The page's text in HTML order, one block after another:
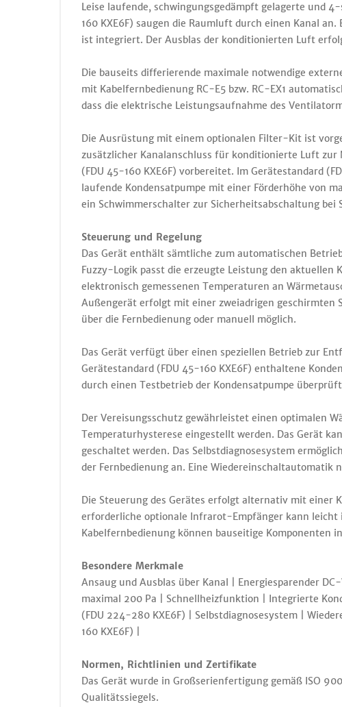
Leise laufende, schwingungsgedämpft gelagerte und
160 KXE6F) saugen die Raumluft durch einen Kanal
ist integriert. Der Ausblas der konditionierten Luft
Die bauseits differierende maximale notwendige
mit Kabelfernbedienung RC-E5 bzw. RC-EX1
dass die elektrische Leistungsaufnahme des
Die Ausrüstung mit einem optionalen Filter-Kit ist
zusätzlicher Kanalanschluss für konditionierte Luft zur
(FDU 45-160 KXE6F) vorbereitet. Im Gerätestandard
laufende Kondensatpumpe mit einer Förderhöhe von
ein Schwimmerschalter zur Sicherheitsabschaltung bei
Steuerung und Regelung
Das Gerät enthält sämtliche zum automatischen
Fuzzy-Logik passt die erzeugte Leistung den
elektronisch gemessenen Temperaturen an
Außengerät erfolgt mit einer zweiadrigen geschirmten
über die Fernbedienung oder manuell möglich.
Das Gerät verfügt über einen speziellen Betrieb zur
Gerätestandard (FDU 45-160 KXE6F) enthaltene
durch einen Testbetrieb der Kondensatpumpe
Der Vereisungsschutz gewährleistet einen optimalen
Temperaturhysterese eingestellt werden. Das Gerät
geschaltet werden. Das Selbstdiagnosesystem
der Fernbedienung an. Eine Wiedereinschaltautomatik
Die Steuerung des Gerätes erfolgt alternativ mit
erforderliche optionale Infrarot-Empfänger kann
Kabelfernbedienung können bauseitige Komponenten
Besondere Merkmale
Ansaug und Ausblas über Kanal | Energiesparender
maximal 200 Pa | Schnellheizfunktion | Integrierte
(FDU 224-280 KXE6F) | Selbstdiagnosesystem |
160 KXE6F) |
Normen, Richtlinien und Zertifikate
Das Gerät wurde in Großserienfertigung gemäß ISO
Qualitätssiegels.